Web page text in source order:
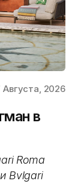
Августа, 2026
в
Roma
Bvlgari